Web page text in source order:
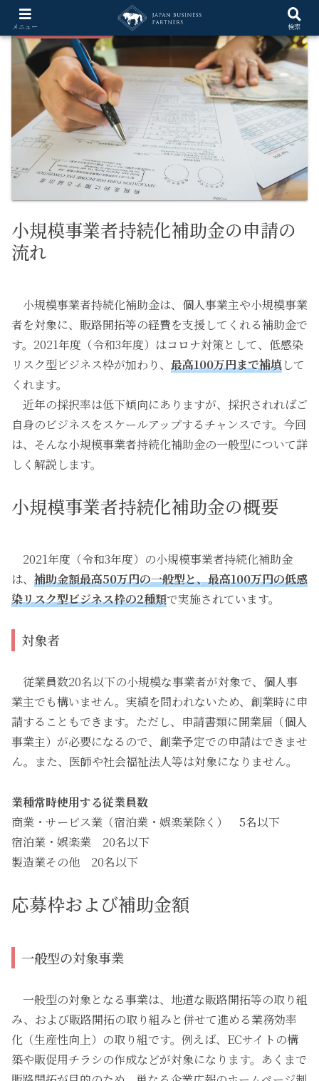
小規模事業者持続化補助金
小規模事業者持続化補助金の申請の
流れ
小規模事業者持続化補助金は、個人事業主や小規模事業
者を対象に、販路開拓等の経費を支援してくれる補助金で
す。2021年度（令和3年度）はコロナ対策として、低感染
リスク型ビジネス枠が加わり、 最高100万円まで補填して
くれます。
近年の採択率は低下傾向にありますが、採択されればご
自身のビジネスをスケールアップするチャンスです。今回
は、そんな小規模事業者持続化補助金の一般型について詳
しく解説します。
小規模事業者持続化補助金の概要
2021年度（令和3年度）の小規模事業者持続化補助金
は、 補助金額最高50万円の一般型と、最高100万円の低感
染リスク型ビジネス枠の2種類で実施されています。
対象者
従業員数20名以下の小規模な事業者が対象で、個人事
業主でも構いません。実績を問われないため、創業時に申
請することもできます。ただし、申請書類に開業届（個人
事業主）が必要になるので、創業予定での申請はできませ
ん。また、医師や社会福祉法人等は対象になりません。
業種常時使用する従業員数
商業・サービス業（宿泊業・娯楽業除く） 5名以下
宿泊業・娯楽業 20名以下
製造業その他 20名以下
応募枠および補助金額
一般型の対象事業
一般型の対象となる事業は、地道な販路開拓等の取り組
み、および販路開拓の取り組みと併せて進める業務効率
化（生産性向上）の取り組です。例えば、ECサイトの構
築や販促用チラシの作成などが対象になります。あくまで
メニュー 検索